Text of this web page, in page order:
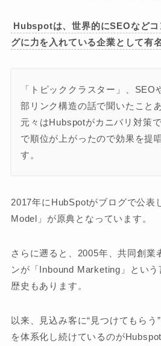
Hubspotは、世界的にSEOなど
グに力を入れている企業として有
「トピッククラスター」、SEO
部リンク構造の話で聞いたこと
元々はHubspotがカニバリ対策
で順位が上がったので効果を提
す。
2017年にHubSpotがブログで公表
Model」が原典となっています。
さらに遡ると、2005年、共同創業
ンが「Inbound Marketing」という
歴史もあります。
以来、見込み客に“見つけてもらう
を体系化し続けているのが